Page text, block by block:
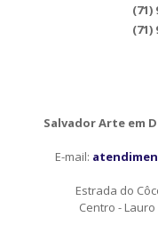
(71)
(71)
Salvador Arte em
E-mail:
Estrada do
Centro - Lauro